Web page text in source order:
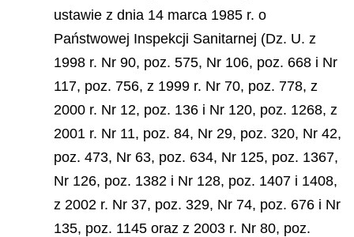
ustawie z dnia 14 marca 1985 r. o
Państwowej Inspekcji Sanitarnej (Dz. U. z
1998 r. Nr 90, poz. 575, Nr 106, poz. 668 i Nr
117, poz. 756, z 1999 r. Nr 70, poz. 778, z
2000 r. Nr 12, poz. 136 i Nr 120, poz. 1268, z
2001 r. Nr 11, poz. 84, Nr 29, poz. 320, Nr 42,
poz. 473, Nr 63, poz. 634, Nr 125, poz. 1367,
Nr 126, poz. 1382 i Nr 128, poz. 1407 i 1408,
z 2002 r. Nr 37, poz. 329, Nr 74, poz. 676 i Nr
135, poz. 1145 oraz z 2003 r. Nr 80, poz.